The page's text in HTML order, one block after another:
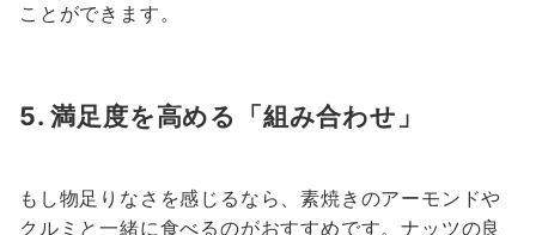
ことができます。
5. 満足度を高める「組み合わせ」
もし物足りなさを感じるなら、素焼きのアーモンドや
クルミと一緒に食べるのがおすすめです。ナッツの良